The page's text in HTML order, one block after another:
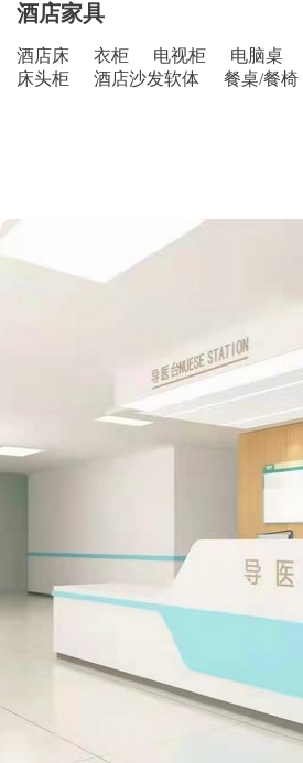
酒店家具
酒店床 衣柜 电视柜
电脑桌
床头柜
酒店沙发软体 餐桌/餐椅